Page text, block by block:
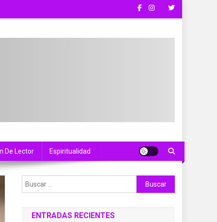
De Lector Espiritualidad
Buscar:
ENTRADAS RECIENTES